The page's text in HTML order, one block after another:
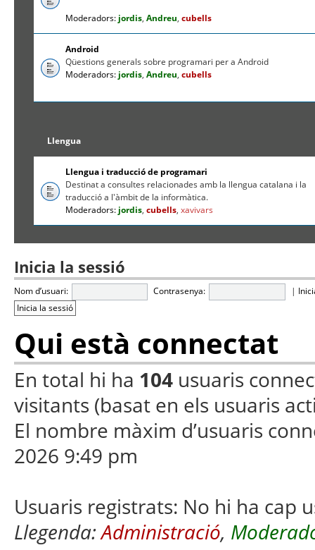
Moderadors: jordis,Andreu,cubells
Android
Qüestions generals sobre programari per a Android
Moderadors: jordis,Andreu,cubells
Llengua
Llengua i traducció de programari
Destinat a consultes relacionades amb la llengua catalana i la
traducció a l'àmbit de la informàtica.
Moderadors: jordis,cubells,xavivars
Inicia la sessió
Nom d’usuari: Contrasenya: |
Qui està connectat
En total hi ha 104 usuaris
visitants (basat en els usuaris
El nombre màxim d’usuaris
2026 9:49 pm
Usuaris registrats: No hi ha cap
Llegenda:Administració,